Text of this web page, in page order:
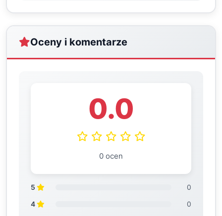
Oceny i komentarze
0.0
0 ocen
5
0
4
0